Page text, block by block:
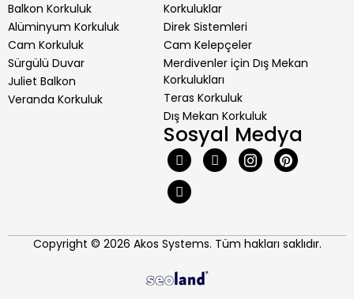
Balkon Korkuluk
Alüminyum Korkuluk
Cam Korkuluk
Sürgülü Duvar
Juliet Balkon
Veranda Korkuluk
Korkuluklar
Direk Sistemleri
Cam Kelepçeler
Merdivenler için Dış Mekan
Korkulukları
Teras Korkuluk
Dış Mekan Korkuluk
Sosyal Medya
Copyright © 2026 Akos Systems. Tüm hakları saklıdır.